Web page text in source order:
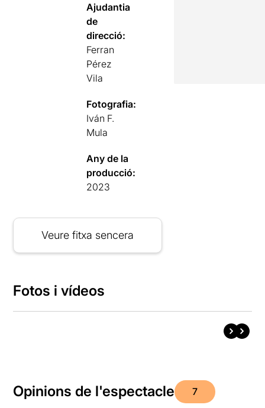
Ajudantia
de
direcció:
Ferran
Pérez
Vila
Fotografia:
Iván F.
Mula
Any de la
producció:
2023
Veure fitxa sencera
Fotos i vídeos
Opinions de l'espectacle 7